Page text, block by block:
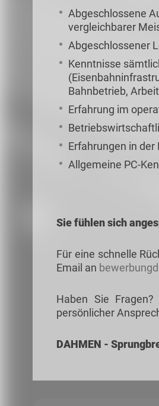
Abgeschlossene
vergleichbarer
Abgeschlossener
Kenntnisse
Bahnbetrieb,
Erfahrung im
Erfahrungen in
Allgemeine PC-
Sie fühlen sich
Für eine schnelle
Email an
Haben Sie
persönlicher
DAHMEN -